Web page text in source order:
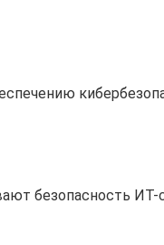
безопасность